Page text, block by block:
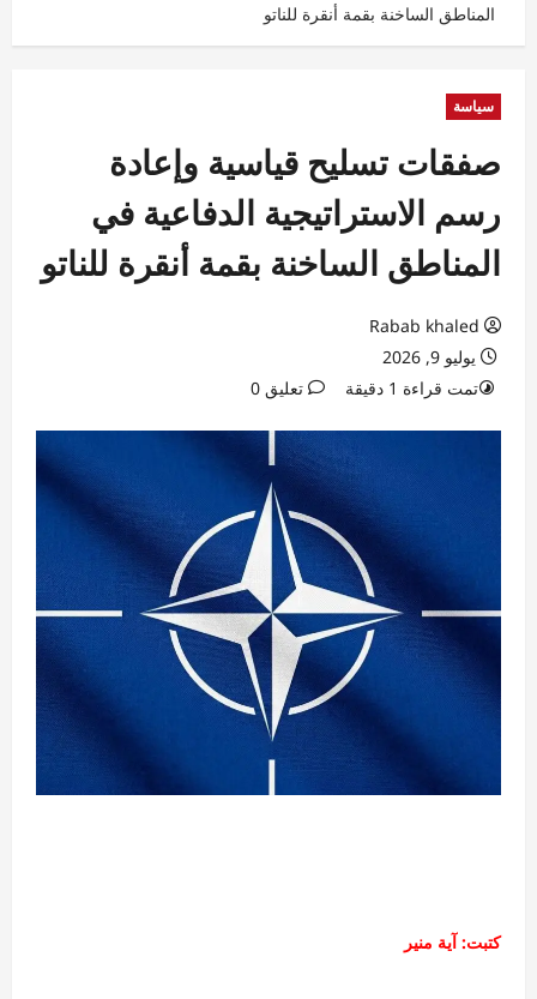
المناطق الساخنة بقمة أنقرة للناتو
سياسة
صفقات تسليح قياسية وإعادة
رسم الاستراتيجية الدفاعية في
المناطق الساخنة بقمة أنقرة للناتو
Rabab khaled
يوليو 9, 2026
تمت قراءة 1 دقيقة
تعليق 0
كتبت: آية منير